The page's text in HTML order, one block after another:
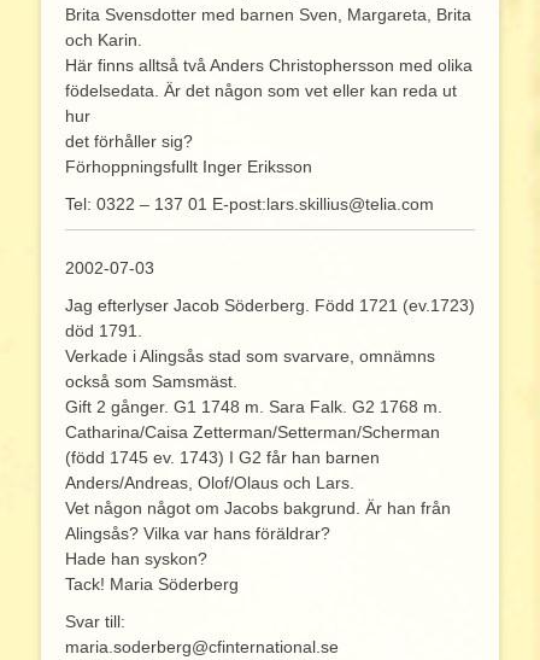
Brita Svensdotter med barnen Sven, Margareta, Brita
och Karin.
Här finns alltså två Anders Christophersson med olika
födelsedata. Är det någon som vet eller kan reda ut
hur
det förhåller sig?
Förhoppningsfullt Inger Eriksson
Tel: 0322 – 137 01 E-post:lars.skillius@telia.com
2002-07-03
Jag efterlyser Jacob Söderberg. Född 1721 (ev.1723)
död 1791.
Verkade i Alingsås stad som svarvare, omnämns
också som Samsmäst.
Gift 2 gånger. G1 1748 m. Sara Falk. G2 1768 m.
Catharina/Caisa Zetterman/Setterman/Scherman
(född 1745 ev. 1743) I G2 får han barnen
Anders/Andreas, Olof/Olaus och Lars.
Vet någon något om Jacobs bakgrund. Är han från
Alingsås? Vilka var hans föräldrar?
Hade han syskon?
Tack! Maria Söderberg
Svar till:
maria.soderberg@cfinternational.se